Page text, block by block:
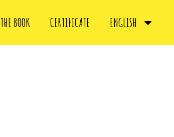
THE BOOK CERTIFICATE ENGLISH